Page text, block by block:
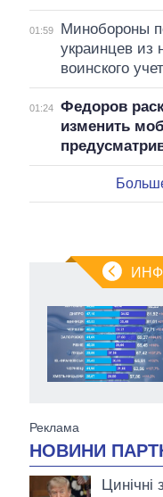
01:59
Минобороны
украинцев из
воинского
01:24
Федоров
изменить